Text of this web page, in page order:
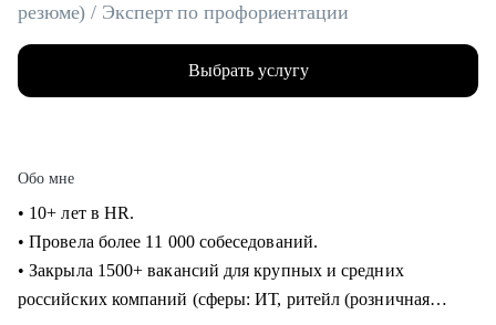
резюме) / Эксперт по профориентации
Выбрать услугу
Обо мне
• 10+ лет в HR.
• Провела более 11 000 собеседований.
• Закрыла 1500+ вакансий для крупных и средних
российских компаний (сферы: ИТ, ритейл (розничная